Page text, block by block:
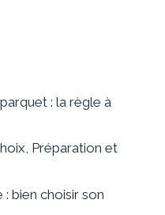
: la règle à
Préparation et
bien choisir son